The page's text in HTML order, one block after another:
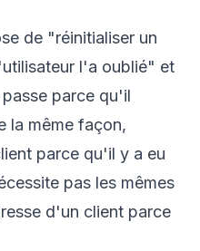
de "réinitialiser un
l'a oublié" et
parce qu'il
la même façon,
parce qu'il y a eu
pas les mêmes
d'un client parce